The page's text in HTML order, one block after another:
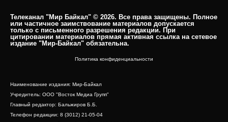
Телеканал "Мир Байкал" © 2026. Все права защищены. Полное
или частичное заимствование материалов допускается
только с письменного разрешения редакции. При
цитировании материалов прямая активная ссылка на сетевое
издание "Мир-Байкал" обязательна.​
Политика конфиденциальности
Наименование издания: Мир-Байкал
Учредитель: ООО "Восток Медиа Групп"
Главный редактор: Бальжиров Б.Б.
Телефон редакции: 8 (3012) 21-05-04